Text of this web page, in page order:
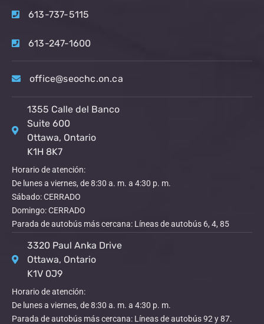
613-737-5115
613-247-1600
office@seochc.on.ca
1355 Calle del Banco
Suite 600
Ottawa, Ontario
K1H 8K7
Horario de atención:
De lunes a viernes, de 8:30 a. m. a 4:30 p. m.
Sábado: CERRADO
Domingo: CERRADO
Parada de autobús más cercana: Líneas de autobús 6, 4, 85
3320 Paul Anka Drive
Ottawa, Ontario
K1V 0J9
Horario de atención:
De lunes a viernes, de 8:30 a. m. a 4:30 p. m.
Parada de autobús más cercana: Líneas de autobús 92 y 87.